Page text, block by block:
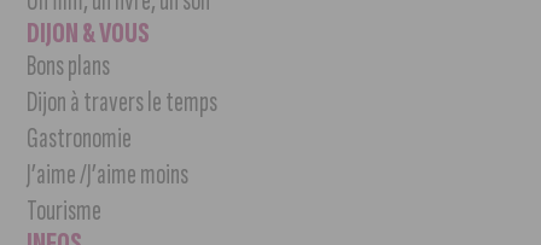
DIJON & VOUS
Bons plans
Dijon à travers le temps
Gastronomie
J’aime /J’aime moins
Tourisme